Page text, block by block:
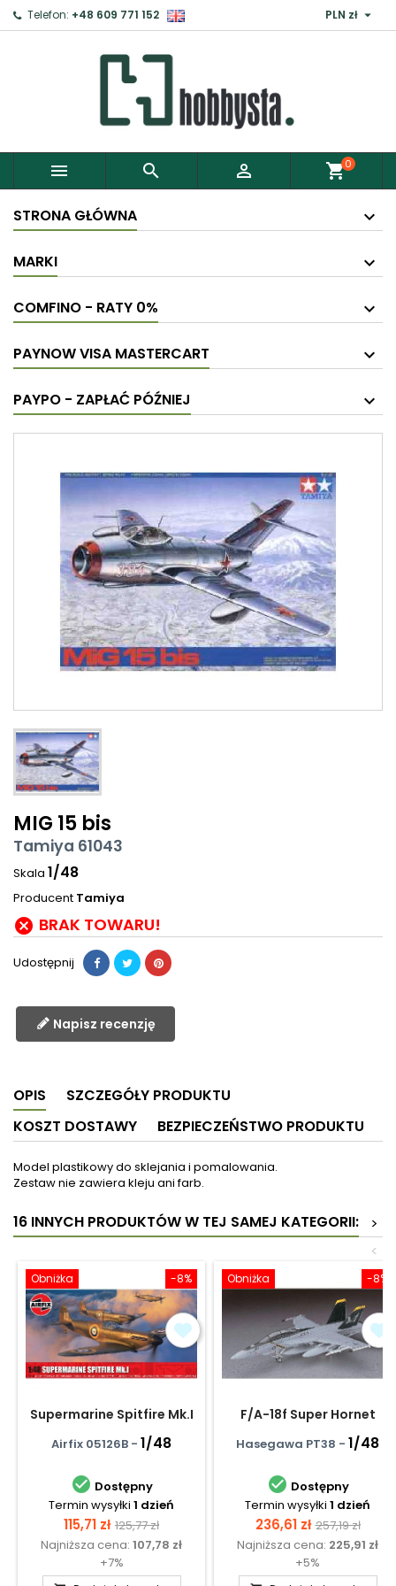
Telefon: +48 609 771 152 PLN zł 
   shopping_cart0
STRONA GŁÓWNA
MARKI
COMFINO - RATY 0%
PAYNOW VISA MASTERCART
PAYPO - ZAPŁAĆ PÓŹNIEJ
MIG 15 bis
Tamiya 61043
Skala 1/48
Producent Tamiya
 BRAK TOWARU!
Udostępnij
Napisz recenzję
OPIS
SZCZEGÓŁY PRODUKTU
KOSZT DOSTAWY
BEZPIECZEŃSTWO PRODUKTU
Model plastikowy do sklejania i pomalowania.
Zestaw nie zawiera kleju ani farb.
16 INNYCH PRODUKTÓW W TEJ SAMEJ KATEGORII:
>
<
-8%
Obniżka
Supermarine Spitfire Mk.I
Airfix 05126B - 1/48
 Dostępny
Termin wysyłki 1 dzień
Cena
115,71 zł Cena
podstawowa
125,77 zł
Najniższa cena: 107,78 zł
+7%
-8%
Obniżka
F/A-18f Super Hornet
Hasegawa PT38 - 1/48
 Dostępny
Termin wysyłki 1 dzień
Cena
236,61 zł Cena
257,19 zł
Najniższa cena: 225,91 zł
+5%